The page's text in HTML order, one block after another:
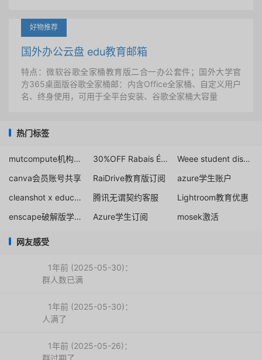
好物推荐
国外办公云盘 edu教育邮箱
特点：微软谷歌全家桶教育版二合一办公套件；国外大学官
方365桌面版谷歌全家桶邮：内含Office全家桶、自定义用户
名、终身使用，可用于全平台安装、谷歌全家桶大容量
热门标签
mutcompute机构邮箱 30%OFF Rabais Éducationnel iMobie
Weee student discount
canva会员账号共享
RaiDrive教育版订阅
azure学生账户
cleanshot x educational discount
腾讯无谓契约客服
Lightroom教育优惠
enscape破解版学生免费下载
Azure学生订阅 mosek激活
网友感受
1年前 (2025-05-30)：
群人数已满
1年前 (2025-05-30)：
人满了
1年前 (2025-05-26)：
群过期了